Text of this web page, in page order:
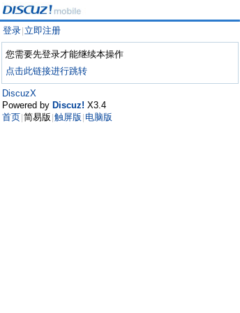
登录 立即注册
您需要先登录才能继续本操作
点击此链接进行跳转
DiscuzX
Powered by Discuz! X3.4
首页 简易版 触屏版 电脑版